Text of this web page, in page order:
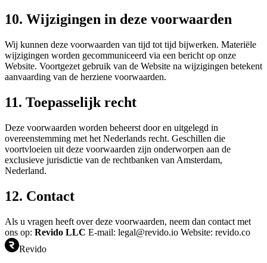
10. Wijzigingen in deze voorwaarden
Wij kunnen deze voorwaarden van tijd tot tijd bijwerken. Materiële
wijzigingen worden gecommuniceerd via een bericht op onze
Website. Voortgezet gebruik van de Website na wijzigingen betekent
aanvaarding van de herziene voorwaarden.
11. Toepasselijk recht
Deze voorwaarden worden beheerst door en uitgelegd in
overeenstemming met het Nederlands recht. Geschillen die
voortvloeien uit deze voorwaarden zijn onderworpen aan de
exclusieve jurisdictie van de rechtbanken van Amsterdam,
Nederland.
12. Contact
Als u vragen heeft over deze voorwaarden, neem dan contact met
ons op: Revido LLC E-mail: legal@revido.io Website: revido.co
Revido